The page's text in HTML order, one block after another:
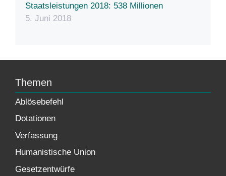
Staatsleistungen 2018: 538 Millionen
5. Juni 2018
Themen
Ablösebefehl
Dotationen
Verfassung
Humanistische Union
Gesetzentwürfe